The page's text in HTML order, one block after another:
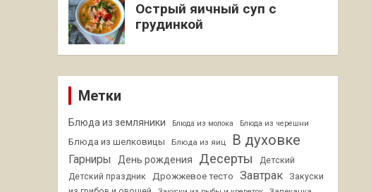
Острый яичный суп с
грудинкой
Метки
Блюда из земляники Блюда из молока Блюда из черешни
Блюда из шелковицы Блюда из яиц В духовке
Гарниры День рождения Десерты
Детский
Детский праздник
Дрожжевое тесто Завтрак
Закуски